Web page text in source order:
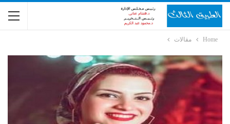
Home مقالات